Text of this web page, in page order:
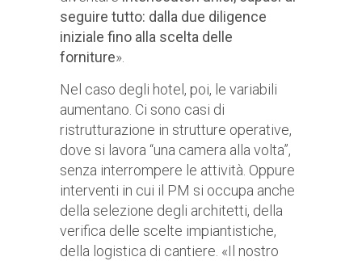
seguire tutto: dalla due diligence
iniziale fino alla scelta delle
forniture».
Nel caso degli hotel, poi, le variabili
aumentano. Ci sono casi di
ristrutturazione in strutture operative,
dove si lavora “una camera alla volta”,
senza interrompere le attività. Oppure
interventi in cui il PM si occupa anche
della selezione degli architetti, della
verifica delle scelte impiantistiche,
della logistica di cantiere. «Il nostro